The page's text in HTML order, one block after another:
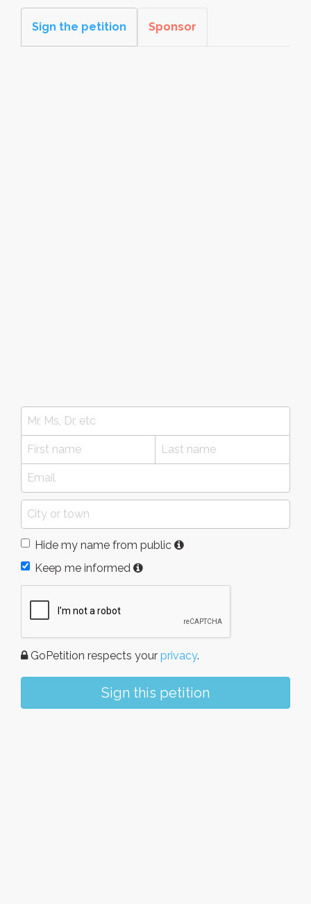
Sign the petition Sponsor
Hide my name from public
Keep me informed
GoPetition respects your privacy.
Sign this petition